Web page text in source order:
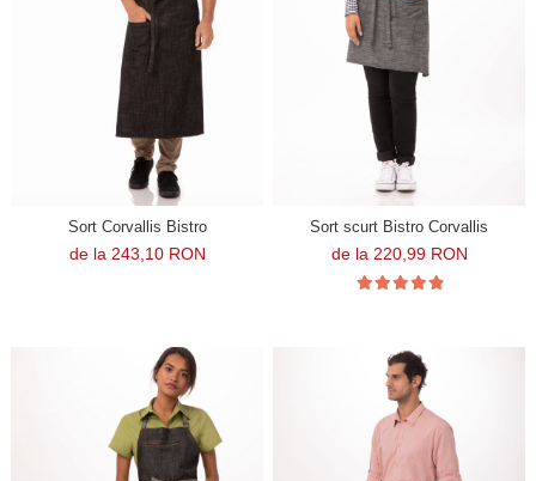
Sort Corvallis Bistro
de la 243,10 RON
Sort scurt Bistro Corvallis
de la 220,99 RON